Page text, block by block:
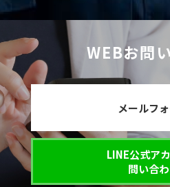
WEBお問
メールフ
LINE公式ア
問い合